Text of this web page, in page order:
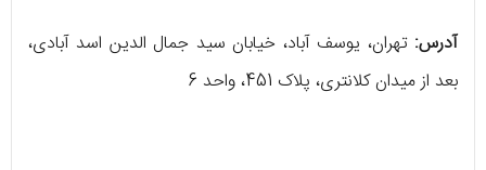
آدرس: تهران، یوسف آباد، خیابان سید جمال الدین اسد آبادی،
بعد از میدان کلانتری، پلاک 451، واحد 6